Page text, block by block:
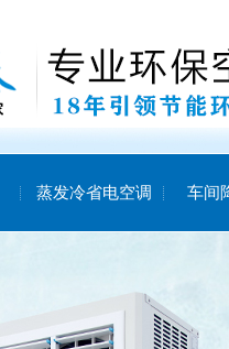
蒸发冷省电空调 车间